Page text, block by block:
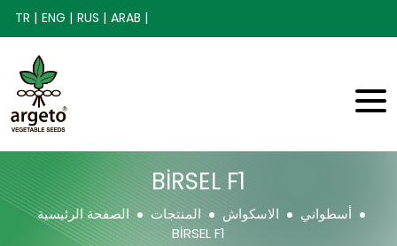
TR | ENG | RUS | ARAB |
BİRSEL F1
الصفحة الرئيسية المنتجات الاسكواش
أسطواني
BİRSEL F1